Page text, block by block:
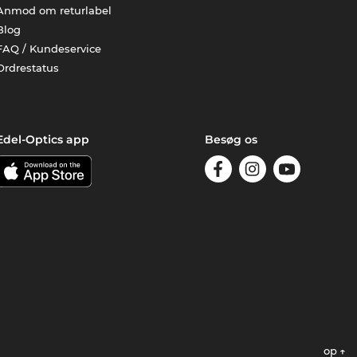
om returlabel
/ Kundeservice
Optics app Besøg os
op